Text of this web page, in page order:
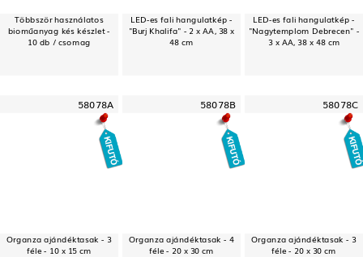
Többször használatos
bioműanyag kés készlet -
10 db / csomag
LED-es fali hangulatkép -
"Burj Khalifa" - 2 x AA, 38 x
48 cm
LED-es fali hangulatkép -
"Nagytemplom Debrecen" -
3 x AA, 38 x 48 cm
58078A
Organza ajándéktasak - 3
féle - 10 x 15 cm
58078B
Organza ajándéktasak - 4
féle - 20 x 30 cm
58078C
Organza ajándéktasak - 3
féle - 20 x 30 cm